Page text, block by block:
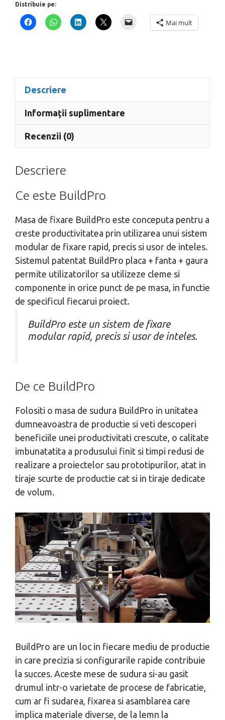
roti,
TMQRC625125V
Distribuie pe:
Mai mult
Descriere
Informații suplimentare
Recenzii (0)
Descriere
Ce este BuildPro
Masa de fixare BuildPro este conceputa pentru a
creste productivitatea prin utilizarea unui sistem
modular de fixare rapid, precis si usor de inteles.
Sistemul patentat BuildPro placa + fanta + gaura
permite utilizatorilor sa utilizeze cleme si
componente in orice punct de pe masa, in functie
de specificul fiecarui proiect.
BuildPro este un sistem de fixare
modular rapid, precis si usor de inteles.
De ce BuildPro
Folositi o masa de sudura BuildPro in unitatea
dumneavoastra de productie si veti descoperi
beneficiile unei productivitati crescute, o calitate
imbunatatita a produsului finit si timpi redusi de
realizare a proiectelor sau prototipurilor, atat in
tiraje scurte de productie cat si in tiraje dedicate
de volum.
BuildPro are un loc in fiecare mediu de productie
in care precizia si configurarile rapide contribuie
la succes. Aceste mese de sudura si-au gasit
drumul intr-o varietate de procese de fabricatie,
cum ar fi sudarea, fixarea si asamblarea care
implica materiale diverse, de la lemn la